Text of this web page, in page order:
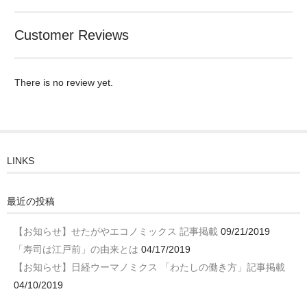
Customer Reviews
There is no review yet.
LINKS
最近の投稿
【お知らせ】せたがやエコノミックス 記事掲載 09/21/2019
「寿司は江戸前」の由来とは 04/17/2019
【お知らせ】日経ウーマノミクス 「わたしの働き方」記事掲載
04/10/2019